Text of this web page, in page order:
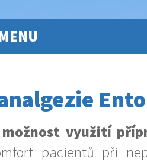
možnost využití
pacientů při